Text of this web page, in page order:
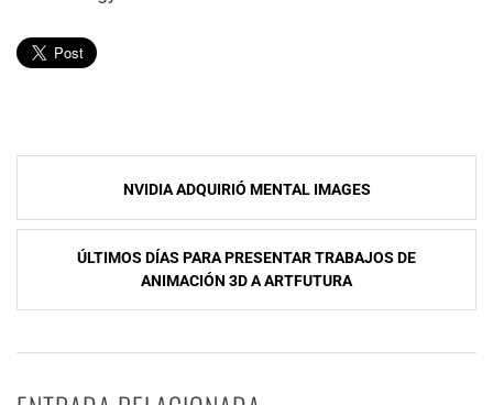
Navegación
de
entradas
NVIDIA ADQUIRIÓ MENTAL IMAGES
ÚLTIMOS DÍAS PARA PRESENTAR TRABAJOS DE
ANIMACIÓN 3D A ARTFUTURA